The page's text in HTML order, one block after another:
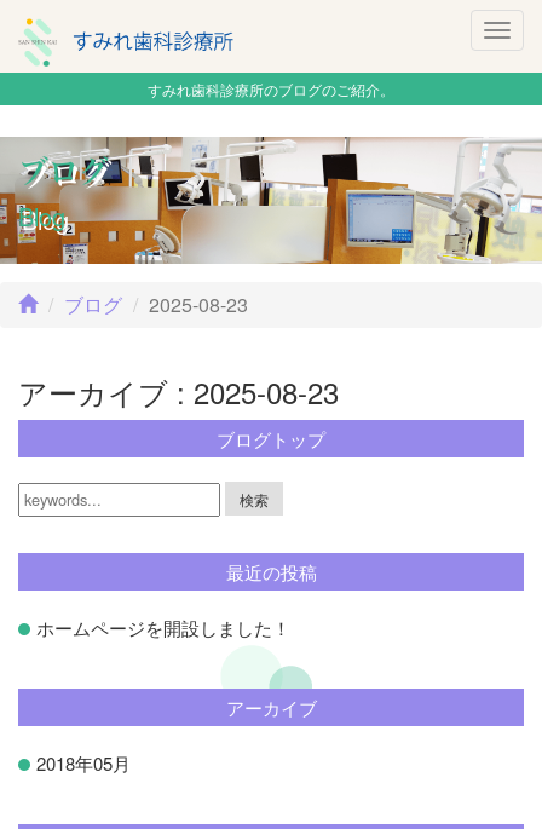
すみれ歯科診療所のブログのご紹介。
ブログ
Blog
ブログ 2025-08-23
アーカイブ : 2025-08-23
ブログトップ
検索
最近の投稿
ホームページを開設しました！
アーカイブ
2018年05月